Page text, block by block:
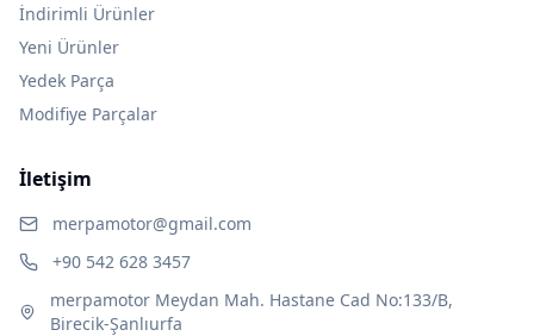
İndirimli Ürünler
Yeni Ürünler
Yedek Parça
Modifiye Parçalar
İletişim
merpamotor@gmail.com
+90 542 628 3457
merpamotor Meydan Mah. Hastane Cad No:133/B,
Birecik-Şanlıurfa